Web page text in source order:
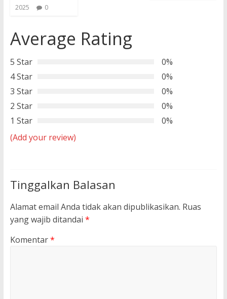
2025
0
Average Rating
5 Star
0%
4 Star
0%
3 Star
0%
2 Star
0%
1 Star
0%
(Add your review)
Tinggalkan Balasan
Alamat email Anda tidak akan dipublikasikan. Ruas
yang wajib ditandai *
Komentar*